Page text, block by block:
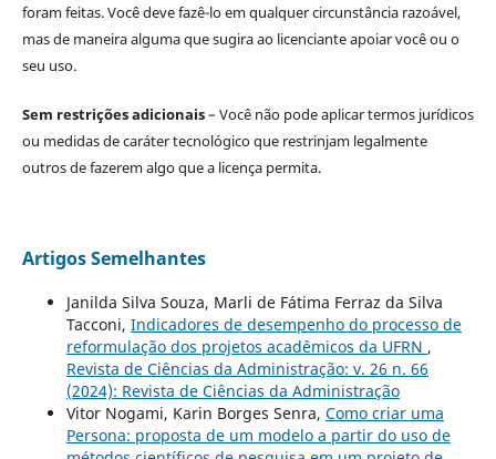
foram feitas. Você deve fazê-lo em qualquer circunstância razoável,
mas de maneira alguma que sugira ao licenciante apoiar você ou o
seu uso.
Sem restrições adicionais– Você não pode aplicar termos jurídicos
ou medidas de caráter tecnológico que restrinjam legalmente
outros de fazerem algo que a licença permita.
Artigos Semelhantes
Janilda Silva Souza, Marli de Fátima Ferraz da Silva
Tacconi, Indicadores de desempenho do processo de
reformulação dos projetos acadêmicos da UFRN ,
Revista de Ciências da Administração: v. 26 n. 66
(2024): Revista de Ciências da Administração
Vitor Nogami, Karin Borges Senra, Como criar uma
Persona: proposta de um modelo a partir do uso de